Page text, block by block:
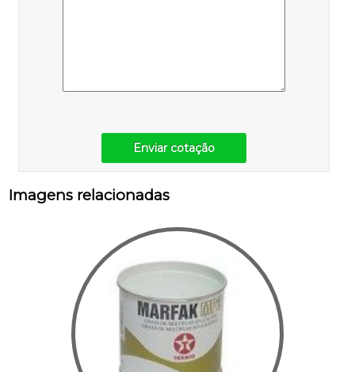
Enviar cotação
Imagens relacionadas